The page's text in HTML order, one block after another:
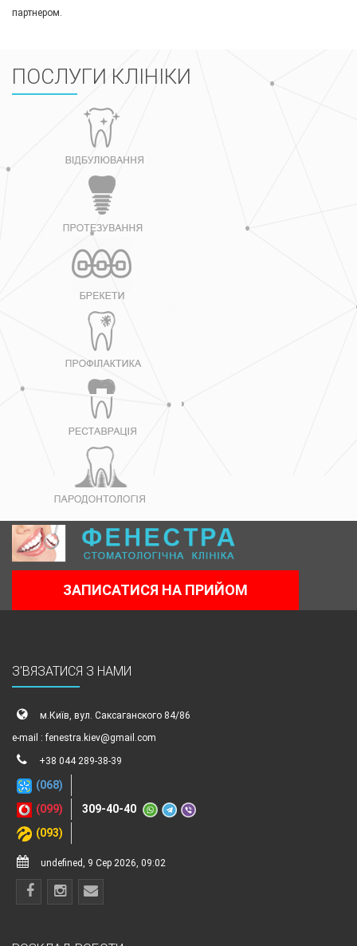
партнером.
ПОСЛУГИ КЛІНІКИ
ЗАПИСАТИСЯ НА ПРИЙОМ
З'ВЯЗАТИСЯ З НАМИ
м.Київ, вул. Саксаганского 84/86
e-mail : fenestra.kiev@gmail.com
+38 044 289-38-39
(068)
309-40-40
(099)
(093)
undefined, 9 Сер 2026, 09:02